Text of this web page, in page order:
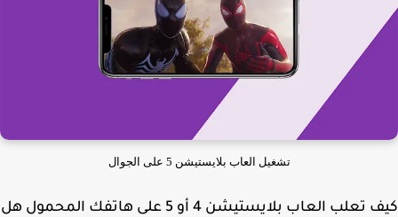
تشغيل العاب بلايستيشن 5 على الجوال
كيف تعلب العاب بلايستيشن 4 أو 5 على هاتفك المحمول هل